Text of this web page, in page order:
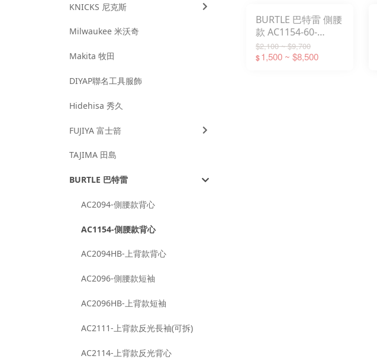
BURTLE 巴特雷 側腰
款 AC1154-60-
30V【60灰燼灰】
$2,100 ~ $9,700
$1,500 ~ $8,500
KNICKS 尼克斯
Milwaukee 米沃奇
Makita 牧田
DIYAP聯名工具服飾
Hidehisa 秀久
FUJIYA 富士箭
TAJIMA 田島
BURTLE 巴特雷
AC2094-側腰款背心
AC1154-側腰款背心
AC2094HB-上背款背心
AC2096-側腰款短袖
AC2096HB-上背款短袖
AC2111-上背款反光長袖(可拆)
AC2114-上背款反光背心